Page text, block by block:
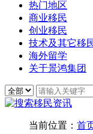
热门地区
商业移民
创业移民
技术及其它移
海外留学
关于景鸿集团
当前位置： 首